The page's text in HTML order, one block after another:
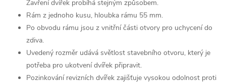
Zavření dvířek probíhá stejným způsobem.
Rám z jednoho kusu, hloubka rámu 55 mm.
Po obvodu rámu jsou z vnitřní části otvory pro uchycení do
zdiva.
Uvedený rozměr udává světlost stavebního otvoru, který je
potřeba pro ukotvení dvířek připravit.
Pozinkování revizních dvířek zajišťuje vysokou odolnost proti